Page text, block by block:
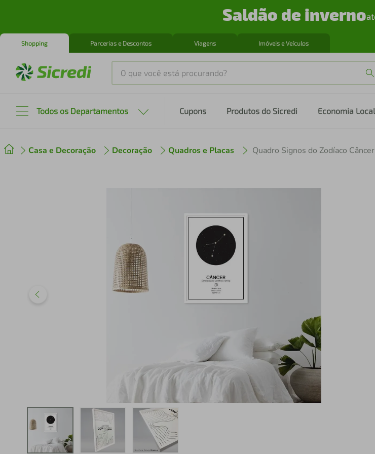
Saldão de inverno
Shopping Parcerias e Descontos Viagens Imóveis e Veículos
O que você está procurando?
Todos os Departamentos Cupons Produtos do Sicredi Economia Local
Casa e Decoração Decoração Quadros e Placas Quadro Signos do Zodíaco
º cafeteira
iphone